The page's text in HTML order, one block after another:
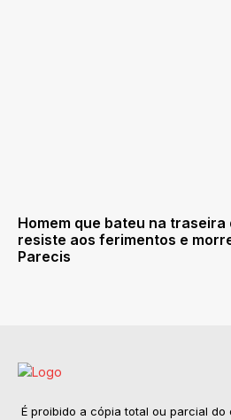
Homem que bateu na
resiste aos ferimentos e
Parecis
É proibido a cópia total ou parcial